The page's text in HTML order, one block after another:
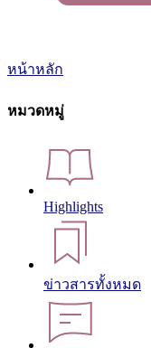
หน้าหลัก
หมวดหมู่
Highlights
ข่าวสารทั้งหมด